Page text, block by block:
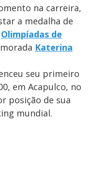
na carreira,
a medalha de
Olimpíadas de
Katerina
seu primeiro
em Acapulco, no
posição de sua
mundial.